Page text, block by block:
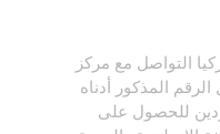
التواصل مع مركز
المذكور أدناه
للحصول على